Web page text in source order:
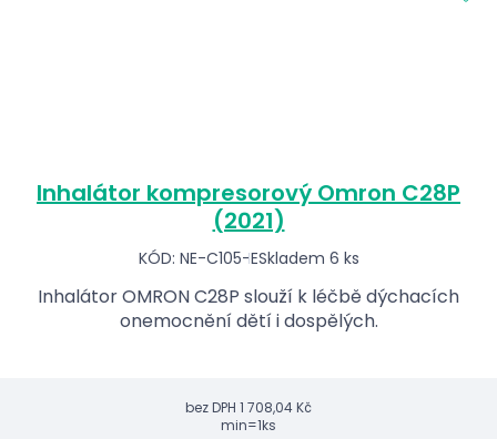
Inhalátor kompresorový Omron C28P
(2021)
KÓD: NE-C105-ESkladem 6 ks
Inhalátor OMRON C28P slouží k léčbě dýchacích
onemocnění dětí i dospělých.
bez DPH 1 708,04 Kč
min=1ks